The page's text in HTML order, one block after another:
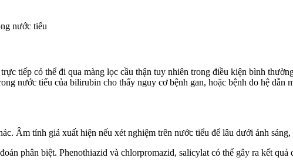
nước tiểu
tiếp có thể đi qua màng lọc cầu thận tuy nhiên trong điều kiện bình
nước tiểu của bilirubin cho thấy nguy cơ bệnh gan, hoặc bệnh do hệ
Âm tính giả xuất hiện nếu xét nghiệm trên nước tiểu để lâu dưới ánh
phân biệt. Phenothiazid và chlorpromazid, salicylat có thể gây ra kết quả